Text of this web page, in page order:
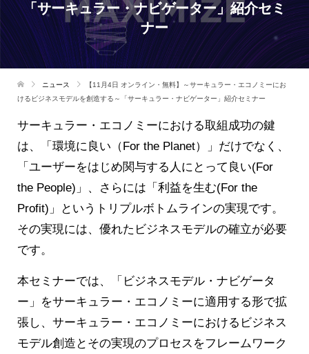
「サーキュラー・ナビゲーター」紹介セミ
ナー
ニュース
【11月4日 オンライン・無料】～サーキュラー・エコノミーにお
けるビジネスモデルを創造する～「サーキュラー・ナビゲーター」紹介セミナー
サーキュラー・エコノミーにおける取組成功の鍵
は、「環境に良い（For the Planet）」だけでなく、
「ユーザーをはじめ関与する人にとって良い(For
the People)」、さらには「利益を生む(For the
Profit)」というトリプルボトムラインの実現です。
その実現には、優れたビジネスモデルの確立が必要
です。
本セミナーでは、「ビジネスモデル・ナビゲータ
ー」をサーキュラー・エコノミーに適用する形で拡
張し、サーキュラー・エコノミーにおけるビジネス
モデル創造とその実現のプロセスをフレームワーク